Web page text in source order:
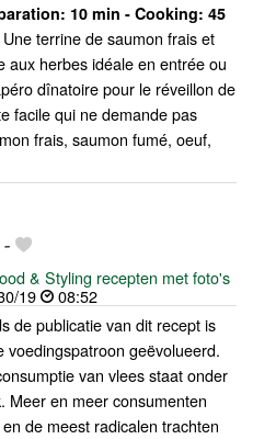
10 min - Cooking: 45
Une terrine de saumon frais et
aux herbes idéale en entrée ou
dînatoire pour le réveillon de
facile qui ne demande pas
frais, saumon fumé, oeuf,
& Styling recepten met foto's
19
08:52
de publicatie van dit recept is
voedingspatroon geëvolueerd.
van vlees staat onder
Meer en meer consumenten
de meest radicalen trachten